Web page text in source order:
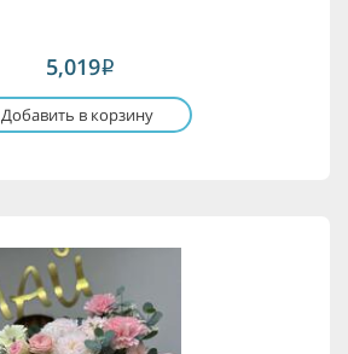
5,019i
Добавить в корзину